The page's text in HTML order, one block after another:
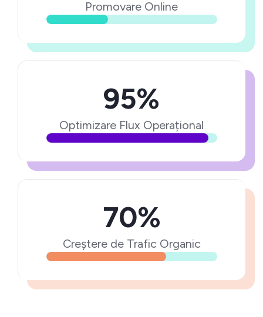
Promovare Online
95%
Optimizare Flux Operațional
70%
Creștere de Trafic Organic